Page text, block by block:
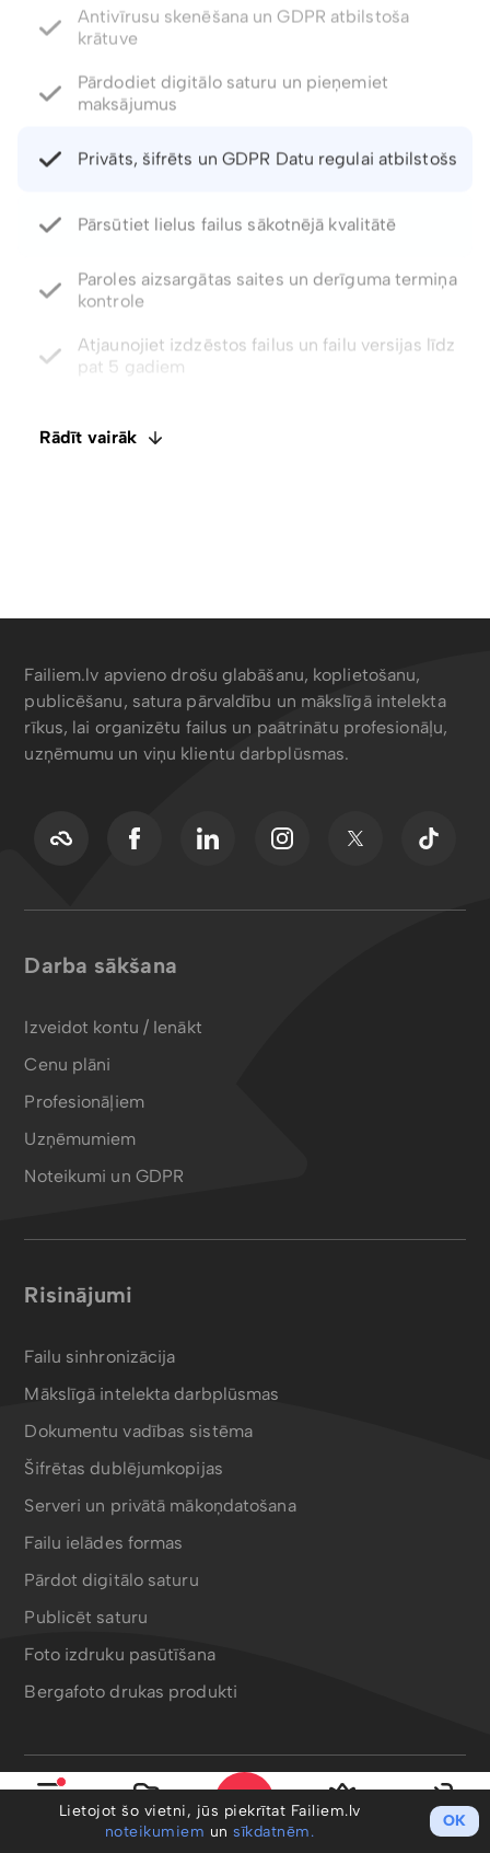
Mani faili Ieiet
Rādīt vairāk
Pārdodiet digitālo saturu un pieņemiet
maksājumus
Privāts, šifrēts un GDPR Datu regulai atbilstošs
Pārsūtiet lielus failus sākotnējā kvalitātē
Paroles aizsargātas saites un derīguma termiņa
Atjaunojiet izdzēstos failus un failu versijas līdz
pat 5 gadiem
Integrēts E-paraksts. Komentāri un failu
ietagošana
Atspējot lejupielādes ar tikai skatīšanas piekļuvi
Failiem.lv apvieno drošu glabāšanu, koplietošanu,
publicēšanu, satura pārvaldību un mākslīgā intelekta
rīkus, lai organizētu failus un paātrinātu profesionāļu,
uzņēmumu un viņu klientu darbplūsmas.
Darba sākšana
Izveidot kontu / Ienākt
Cenu plāni
Profesionāļiem
Uzņēmumiem
Noteikumi un GDPR
Risinājumi
Failu sinhronizācija
Mākslīgā intelekta darbplūsmas
Dokumentu vadības sistēma
Šifrētas dublējumkopijas
Serveri un privātā mākoņdatošana
Failu ielādes formas
Pārdot digitālo saturu
Publicēt saturu
Foto izdruku pasūtīšana
Bergafoto drukas produkti
Lietotnes un rīki
Lietojot šo vietni, jūs piekrītat Failiem.lv
noteikumiem unsīkdatnēm.
OK